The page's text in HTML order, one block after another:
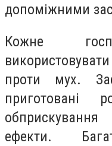
допоміжними
Кожне
проти мух.
приготовані
ефекти.